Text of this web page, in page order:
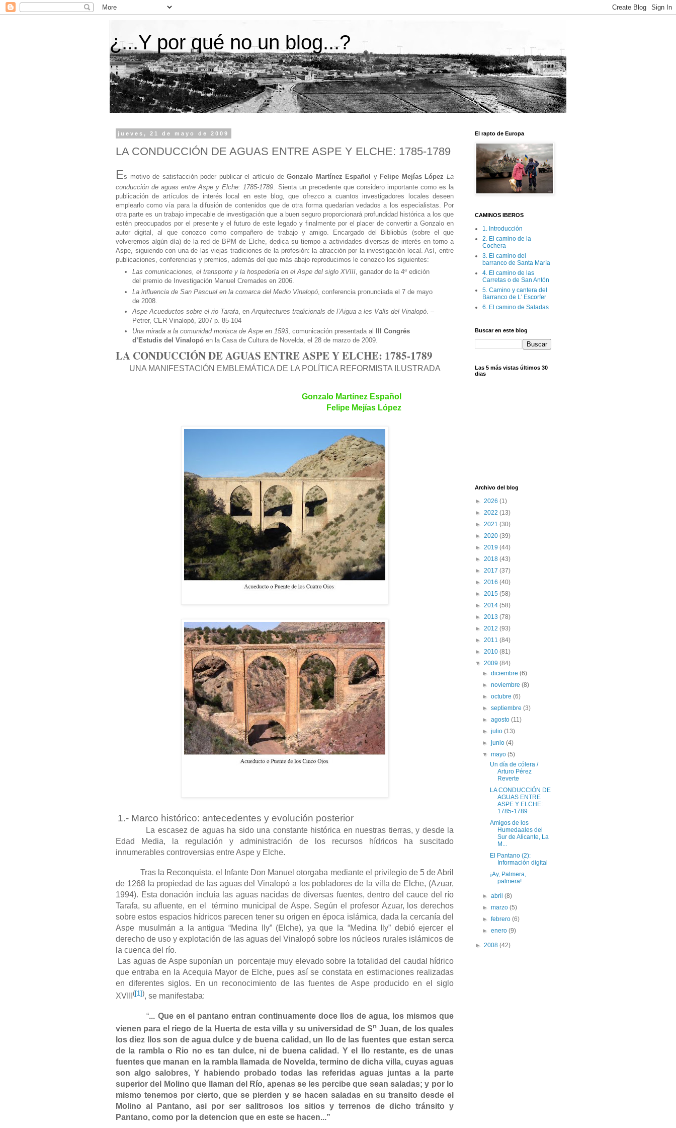
¿...Y por qué no un blog...?
jueves, 21 de mayo de 2009
LA CONDUCCIÓN DE AGUAS ENTRE ASPE Y ELCHE: 1785-1789
Es motivo de satisfacción poder publicar el artículo deGonzalo Martínez Español y Felipe Mejías López La
conducción de aguas entre Aspe y Elche: 1785-1789 . Sienta un precedente que considero importante como es la
publicación de artículos de interés local en este blog, que ofrezco a cuantos investigadores locales deseen
emplearlo como vía para la difusión de contenidos que de otra forma quedarían vedados a los especialistas. Por
otra parte es un trabajo impecable de investigación que a buen seguro proporcionará profundidad histórica a los que
estén preocupados por el presente y el futuro de este legado y finalmente por el placer de convertir a Gonzalo en
autor digital, al que conozco como compañero de trabajo y amigo. Encargado del Bibliobús (sobre el que
volveremos algún día) de la red de BPM de Elche, dedica su tiempo a actividades diversas de interés en torno a
Aspe, siguiendo con una de las viejas tradiciones de la profesión: la atracción por la investigación local. Así, entre
publicaciones, conferencias y premios, además del que más abajo reproducimos le conozco los siguientes:
Las comunicaciones, el transporte y la hospedería en el Aspe del siglo XVIII, ganador de la 4ª edición
del premio de Investigación Manuel Cremades en 2006.
La influencia de San Pascual en la comarca del Medio Vinalopó , conferencia pronunciada el 7 de mayo
de 2008.
Aspe Acueductos sobre el rio Tarafa , en Arquitectures tradicionals de l’Aigua a les Valls del Vinalopó . –
Petrer, CER Vinalopó, 2007 p. 85-104
Una mirada a la comunidad morisca de Aspe en 1593, comunicación presentada al
III Congrés
d’Estudis del Vinalopó en la Casa de Cultura de Novelda, el 28 de marzo de 2009.
LA CONDUCCIÓN DE AGUAS ENTRE ASPE Y ELCHE: 1785-1789
UNA MANIFESTACIÓN EMBLEMÁTICA DE LA POLÍTICA REFORMISTA ILUSTRADA
Gonzalo Martínez Español
Felipe Mejías López
1.- Marco histórico: antecedentes y evolución posterior
La escasez de aguas ha sido una constante histórica en nuestras tierras, y desde la
Edad Media, la regulación y administración de los recursos hídricos ha suscitado
innumerables controversias entre Aspe y Elche.
Tras la Reconquista, el Infante Don Manuel otorgaba mediante el privilegio de 5 de Abril
de 1268 la propiedad de las aguas del Vinalopó a los pobladores de la villa de Elche, (Azuar,
1994). Esta donación incluía las aguas nacidas de diversas fuentes, dentro del cauce del río
Tarafa, su afluente, en el término municipal de Aspe. Según el profesor Azuar, los derechos
sobre estos espacios hídricos parecen tener su origen en época islámica, dada la cercanía del
Aspe musulmán a la antigua “Medina Ily” (Elche), ya que la “Medina Ily” debió ejercer el
derecho de uso y explotación de las aguas del Vinalopó sobre los núcleos rurales islámicos de
la cuenca del río.
Las aguas de Aspe suponían un porcentaje muy elevado sobre la totalidad del caudal hídrico
que entraba en la Acequia Mayor de Elche, pues así se constata en estimaciones realizadas
en diferentes siglos. En un reconocimiento de las fuentes de Aspe producido en el siglo
XVIII ([1]), se manifestaba:
“... Que en el pantano entran continuamente doce Ilos de agua, los mismos que
vienen para el riego de la Huerta de esta villa y su universidad de Sn Juan, de los quales
los diez Ilos son de agua dulce y de buena calidad, un Ilo de las fuentes que estan serca
de la rambla o Rio no es tan dulce, ni de buena calidad. Y el Ilo restante, es de unas
fuentes que manan en la rambla llamada de Novelda, termino de dicha villa, cuyas aguas
son algo salobres, Y habiendo probado todas las referidas aguas juntas a la parte
superior del Molino que llaman del Río, apenas se les percibe que sean saladas; y por lo
mismo tenemos por cierto, que se pierden y se hacen saladas en su transito desde el
Molino al Pantano, asi por ser salitrosos los sitios y terrenos de dicho tránsito y
Pantano, como por la detencion que en este se hacen...”
El rapto de Europa
CAMINOS IBEROS
1. Introducción
2. El camino de la
Cochera
3. El camino del
barranco de Santa María
4. El camino de las
Carretas o de San Antón
5. Camino y cantera del
Barranco de L' Escorfer
6. El camino de Saladas
Buscar en este blog
Las 5 más vistas últimos 30
dias
Archivo del blog
► 2026 (1)
► 2022 (13)
► 2021 (30)
► 2020 (39)
► 2019 (44)
► 2018 (43)
► 2017 (37)
► 2016 (40)
► 2015 (58)
► 2014 (58)
► 2013 (78)
► 2012 (93)
► 2011 (84)
► 2010 (81)
▼ 2009 (84)
►diciembre(6)
►noviembre(8)
►octubre(6)
►septiembre(3)
►agosto(11)
►julio(13)
►junio(4)
▼mayo(5)
Un día de cólera /
Arturo Pérez
Reverte
LA CONDUCCIÓN DE
AGUAS ENTRE
ASPE Y ELCHE:
1785-1789
Amigos de los
Humedaales del
Sur de Alicante, La
M...
El Pantano (2):
Información digital
¡Ay, Palmera,
palmera!
►abril(8)
►marzo(5)
►febrero(6)
►enero(9)
► 2008 (42)